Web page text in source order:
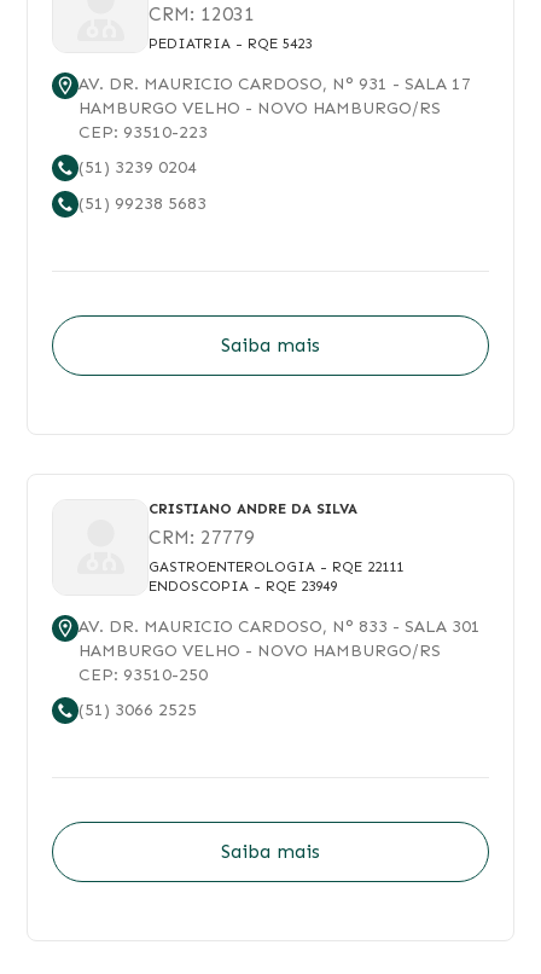
CRM: 12031
PEDIATRIA - RQE 5423
AV. DR. MAURICIO CARDOSO, N° 931 - SALA 17
HAMBURGO VELHO - NOVO HAMBURGO/RS
CEP: 93510-223
(51) 3239 0204
(51) 99238 5683
Saiba mais
CRISTIANO ANDRE DA SILVA
CRM: 27779
GASTROENTEROLOGIA - RQE 22111
ENDOSCOPIA - RQE 23949
AV. DR. MAURICIO CARDOSO, N° 833 - SALA 301
HAMBURGO VELHO - NOVO HAMBURGO/RS
CEP: 93510-250
(51) 3066 2525
Saiba mais